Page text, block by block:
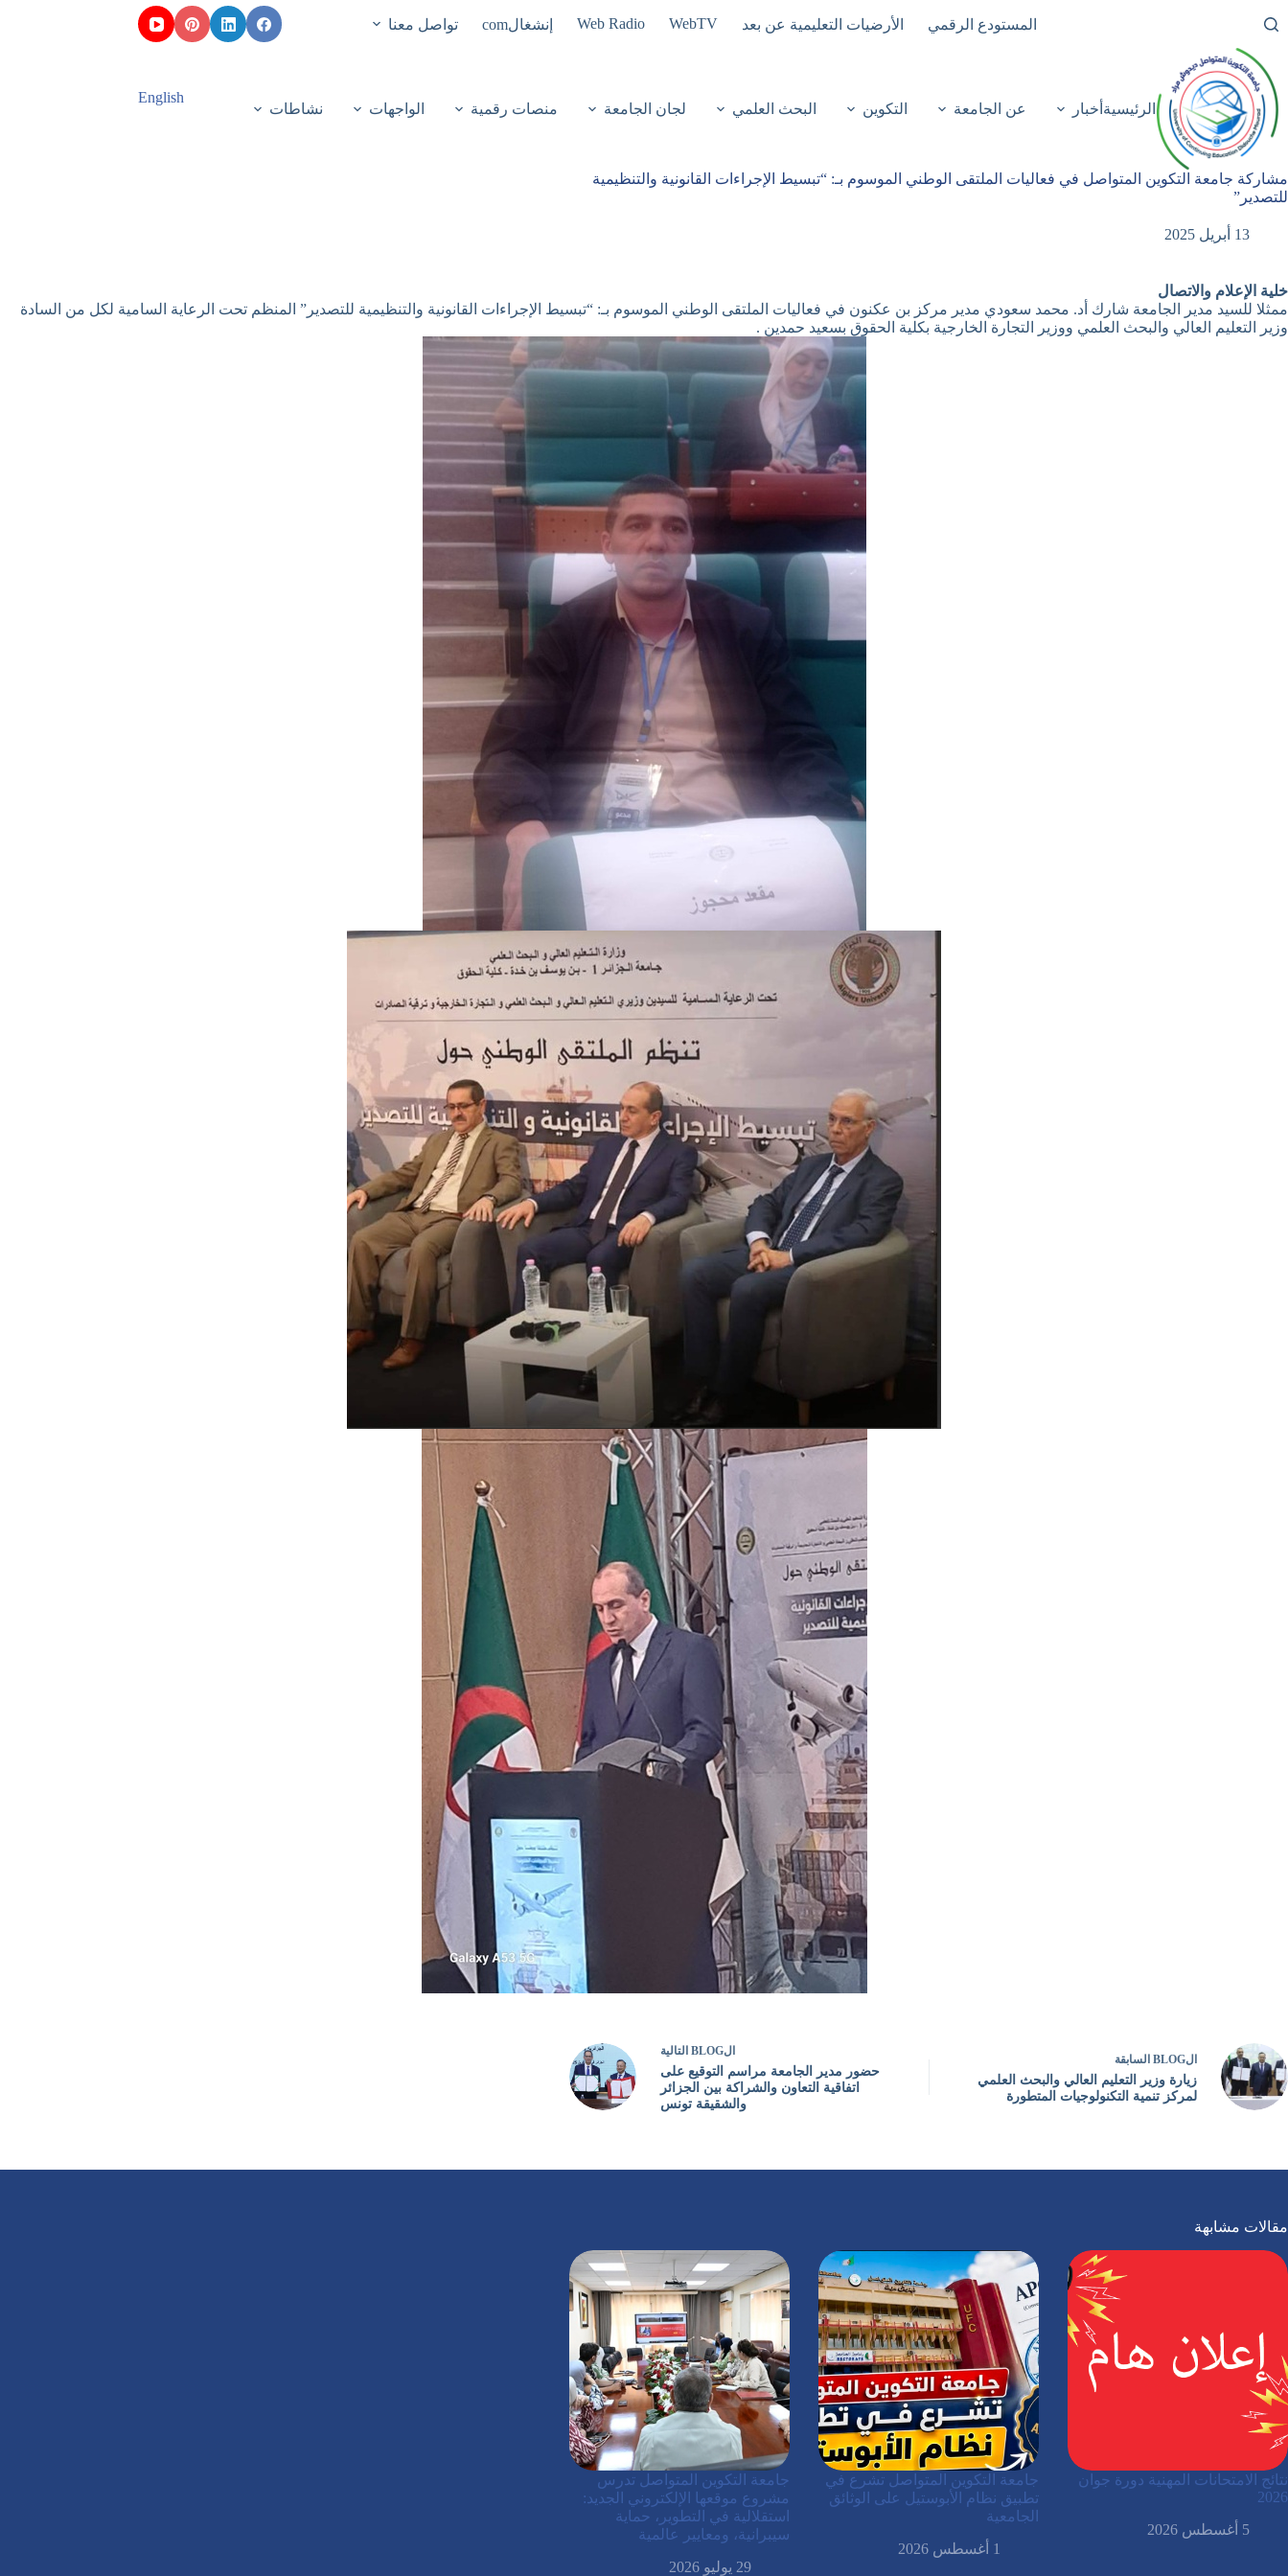
إلى
المحتوى
المستودع الرقمي الأرضيات التعليمية عن بعد WebTV
Web Radio إنشغالcom تواصل معنا
الرئيسية أخبار عن الجامعة التكوين البحث العلمي لجان الجامعة منصات رقمية الواجهات نشاطات
English
مشاركة جامعة التكوين المتواصل في فعاليات الملتقى الوطني الموسوم بـ: “تبسيط الإجراءات القانونية والتنظيمية
للتصدير”
13 أبريل 2025
خلية الإعلام والاتصال
ممثلا للسيد مدير الجامعة شارك أد. محمد سعودي مدير مركز بن عكنون في فعاليات الملتقى الوطني الموسوم بـ: “تبسيط الإجراءات القانونية والتنظيمية للتصدير” المنظم تحت الرعاية السامية لكل من السادة
وزير التعليم العالي والبحث العلمي ووزير التجارة الخارجية بكلية الحقوق بسعيد حمدين .
الBLOG السابقة
زيارة وزير التعليم العالي والبحث العلمي
لمركز تنمية التكنولوجيات المتطورة
الBLOG التالية
حضور مدير الجامعة مراسم التوقيع على
اتفاقية التعاون والشراكة بين الجزائر
والشقيقة تونس
مقالات مشابهة
نتائج الامتحانات المهنية دورة جوان
2026
5 أغسطس 2026
جامعة التكوين المتواصل تشرع في
تطبيق نظام الأبوستيل على الوثائق
الجامعية
1 أغسطس 2026
جامعة التكوين المتواصل تدرس
مشروع موقعها الإلكتروني الجديد:
استقلالية في التطوير، حماية
سيبرانية، ومعايير عالمية
29 يوليو 2026